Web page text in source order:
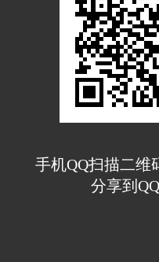
手机QQ扫描二维
分享到